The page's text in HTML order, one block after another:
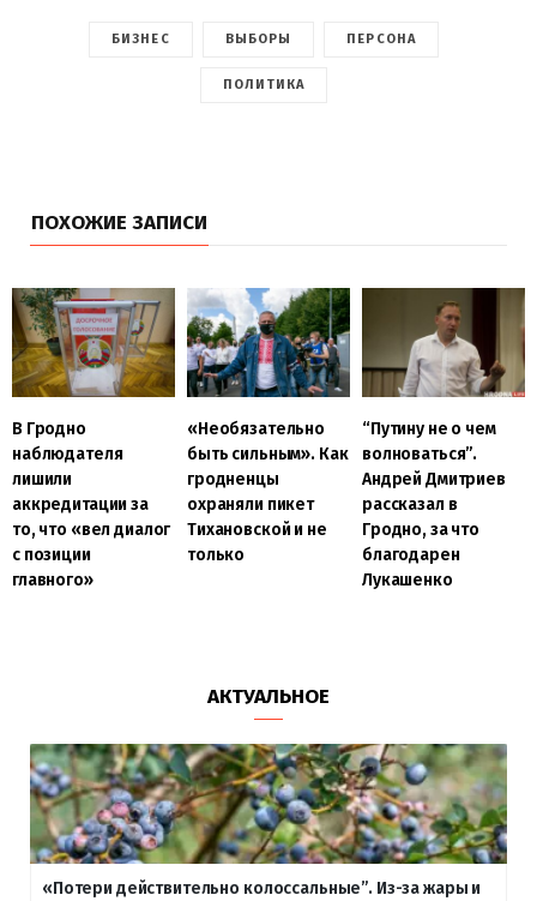
БИЗНЕС ВЫБОРЫ ПЕРСОНА
ПОЛИТИКА
ПОХОЖИЕ ЗАПИСИ
В Гродно
наблюдателя
лишили
аккредитации за
то, что «вел диалог
с позиции
главного»
«Необязательно
быть сильным». Как
гродненцы
охраняли пикет
Тихановской и не
только
“Путину не о чем
волноваться”.
Андрей Дмитриев
рассказал в
Гродно, за что
благодарен
Лукашенко
АКТУАЛЬНОЕ
«Потери действительно колоссальные”. Из-за жары и